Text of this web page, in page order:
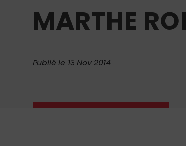
MARTHE
Publié le 13 Nov 2014